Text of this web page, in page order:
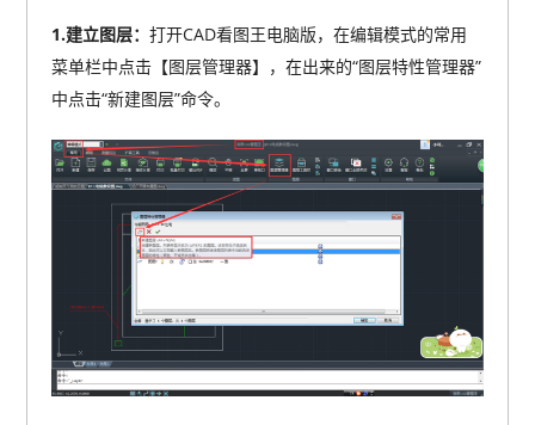
1.建立图层：打开CAD看图王电脑版，在编辑模式的常用
菜单栏中点击【图层管理器】，在出来的“图层特性管理器”
中点击“新建图层”命令。